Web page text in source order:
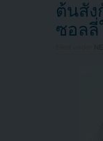
ต้นสั
ซอลลี่